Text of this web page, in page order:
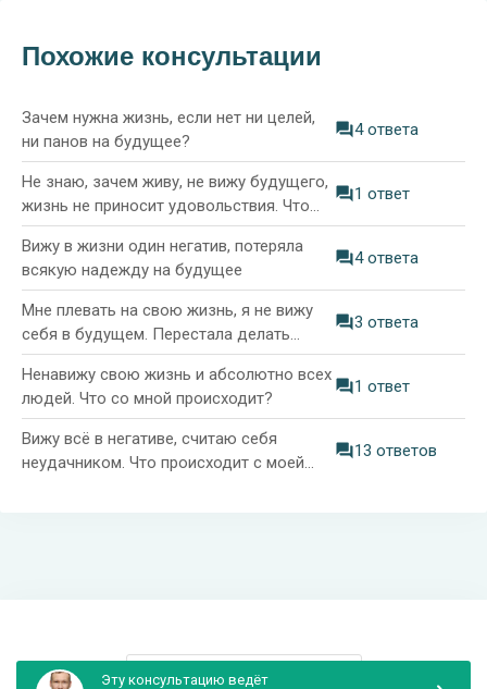
Похожие консультации
Зачем нужна жизнь, если нет ни целей,
ни панов на будущее?
4 ответа
Не знаю, зачем живу, не вижу будущего,
жизнь не приносит удовольствия. Что
делать?
1 ответ
Вижу в жизни один негатив, потеряла
всякую надежду на будущее
4 ответа
Мне плевать на свою жизнь, я не вижу
себя в будущем. Перестала делать
уроки, что-то чувствовать
3 ответа
Ненавижу свою жизнь и абсолютно всех
людей. Что со мной происходит?
1 ответ
Вижу всё в негативе, считаю себя
неудачником. Что происходит с моей
13 ответов
Эту консультацию ведёт